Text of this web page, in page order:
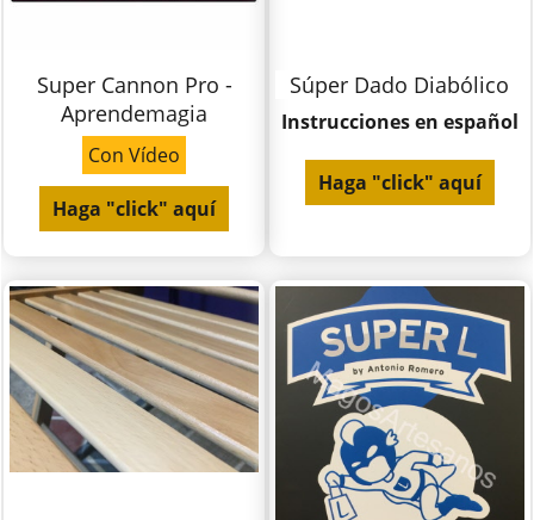
Super Cannon Pro -
Aprendemagia
Con Vídeo
Haga "click" aquí
Súper Dado Diabólico
Instrucciones en español
Haga "click" aquí